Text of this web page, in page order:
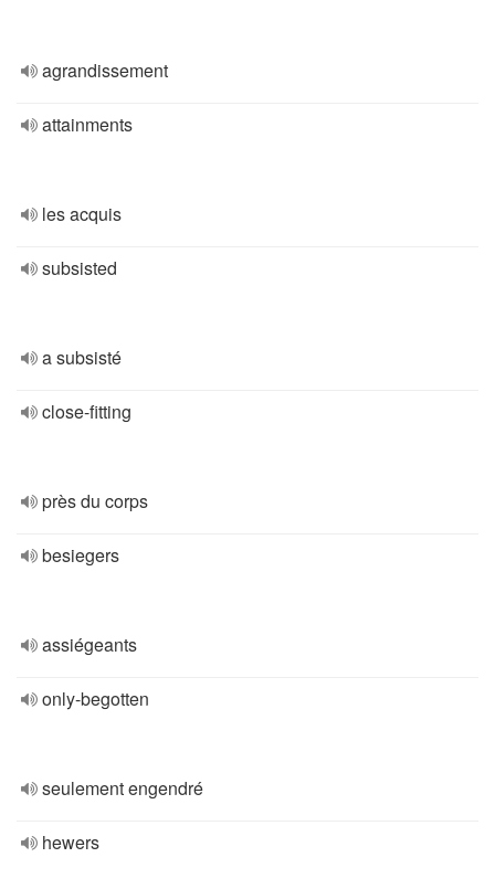
agrandissement
attainments
les acquis
subsisted
a subsisté
close-fitting
près du corps
besiegers
assiégeants
only-begotten
seulement engendré
hewers